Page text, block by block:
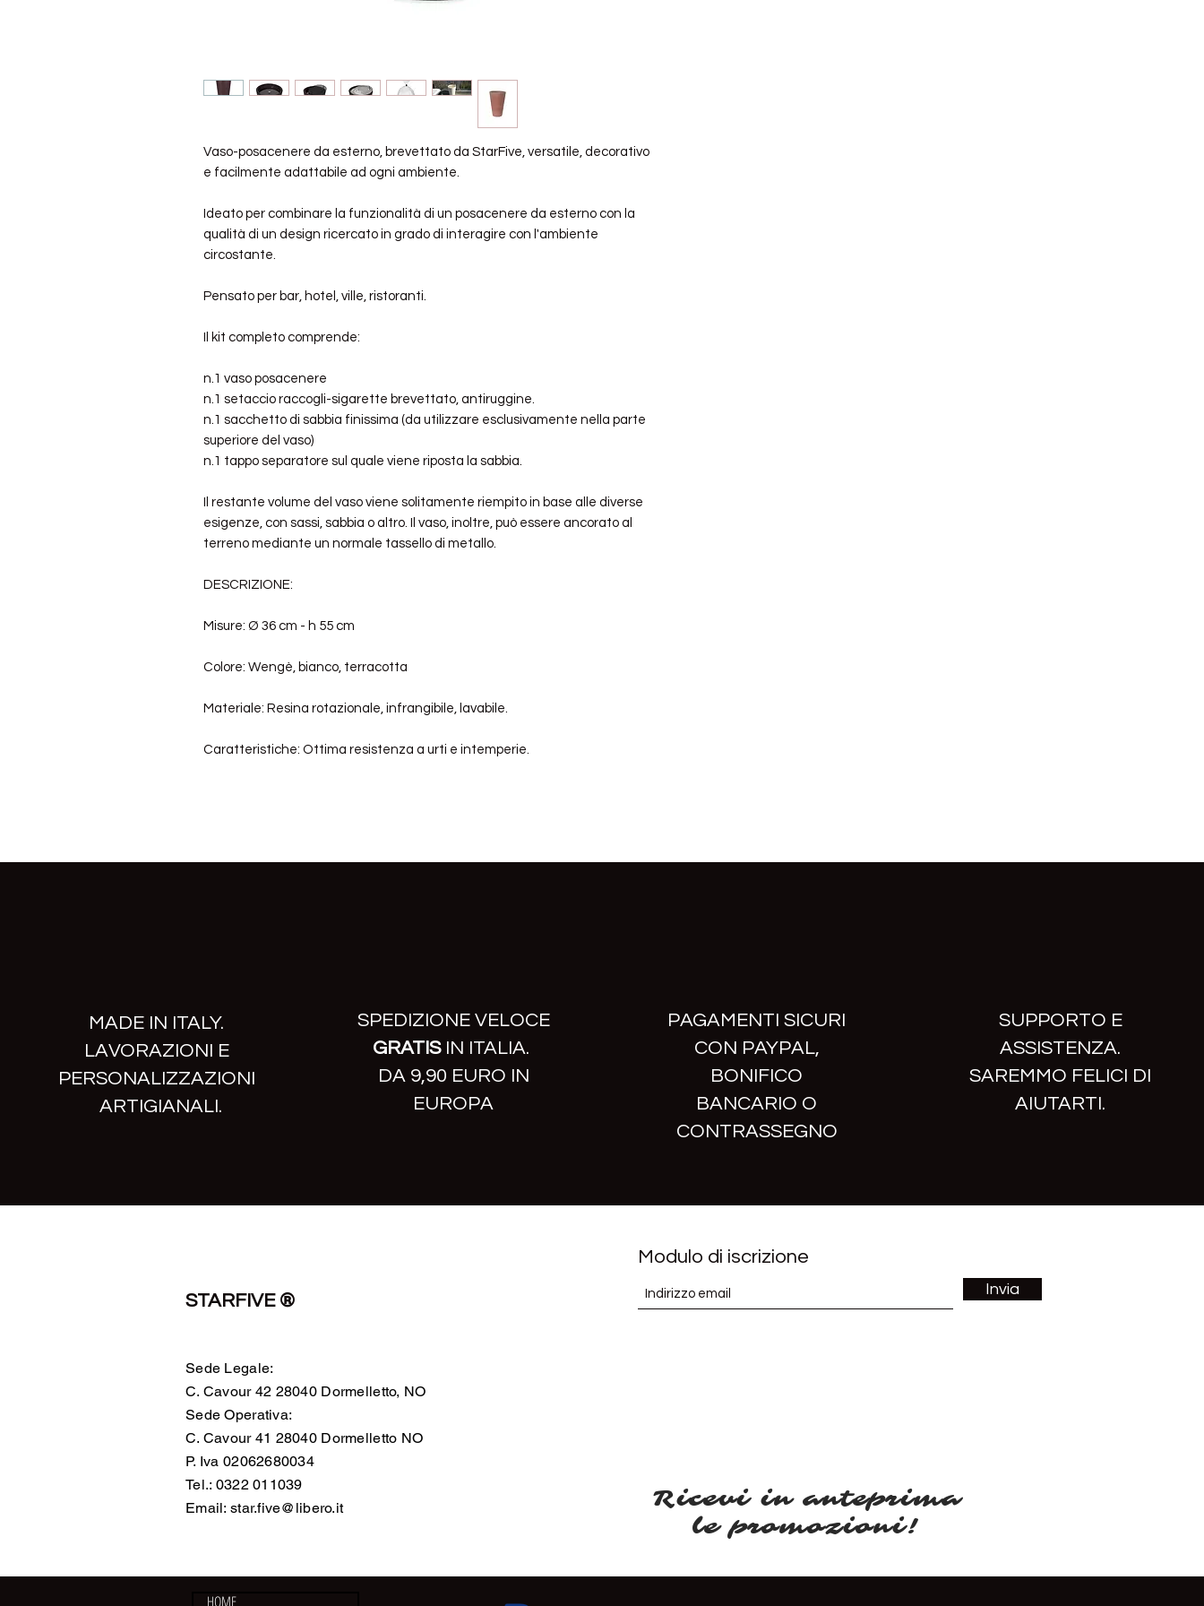
Vaso-posacenere da esterno, brevettato da StarFive, versatile, decorativo
e facilmente adattabile ad ogni ambiente.
Ideato per combinare la funzionalità di un posacenere da esterno con la
qualità di un design ricercato in grado di interagire con l'ambiente
circostante.
Pensato per bar, hotel, ville, ristoranti.
Il kit completo comprende:
n.1 vaso posacenere
n.1 setaccio raccogli-sigarette brevettato, antiruggine.
n.1 sacchetto di sabbia finissima (da utilizzare esclusivamente nella parte
superiore del vaso)
n.1 tappo separatore sul quale viene riposta la sabbia.
Il restante volume del vaso viene solitamente riempito in base alle diverse
esigenze, con sassi, sabbia o altro. Il vaso, inoltre, può essere ancorato al
terreno mediante un normale tassello di metallo.
DESCRIZIONE:
Misure: Ø 36 cm - h 55 cm
Colore: Wengè, bianco, terracotta
Materiale: Resina rotazionale, infrangibile, lavabile.
Caratteristiche: Ottima resistenza a urti e intemperie.
MADE IN ITALY.
LAVORAZIONI E
PERSONALIZZAZIONI
ARTIGIANALI.
SPEDIZIONE VELOCE
GRATISIN ITALIA.
DA 9,90 EURO IN
EUROPA
PAGAMENTI SICURI
CON PAYPAL,
BONIFICO
BANCARIO O
CONTRASSEGNO
SUPPORTO E
ASSISTENZA.
SAREMMO FELICI DI
AIUTARTI.
STARFIVE ®
Sede Legale:
C. Cavour 42 28040 Dormelletto, NO
Sede Operativa:
C. Cavour 41 28040 Dormelletto NO
P. Iva 02062680034
Tel.: 0322 011039
Email: star.five@libero.it
Modulo di iscrizione
Invia
Ricevi in anteprima
le promozioni!
HOME